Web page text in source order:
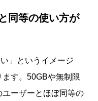
同等の使い方が
」というイメージ
す。50GBや無制限
ーザーとほぼ同等の